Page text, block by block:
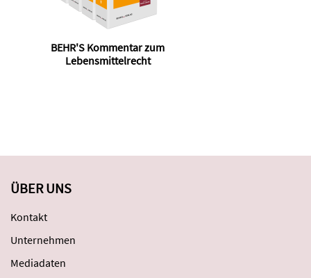
BEHR'S Kommentar zum
Lebensmittelrecht
ÜBER UNS
Kontakt
Unternehmen
Mediadaten